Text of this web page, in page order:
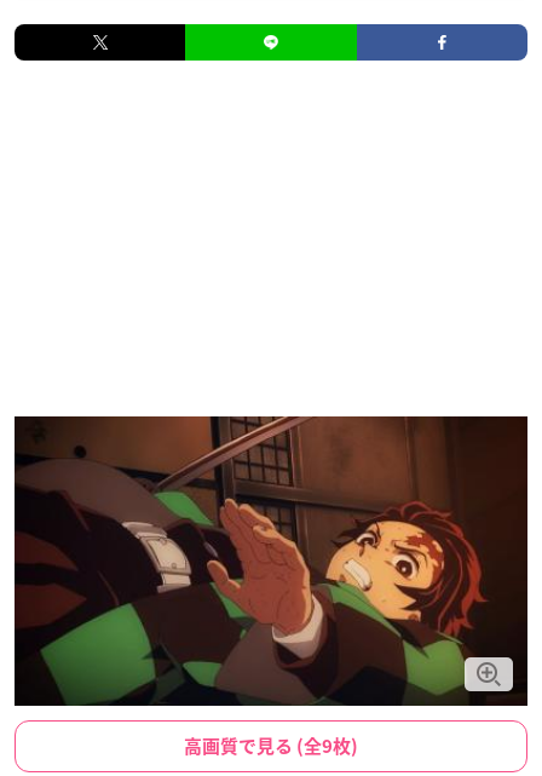
高画質で見る (全9枚)